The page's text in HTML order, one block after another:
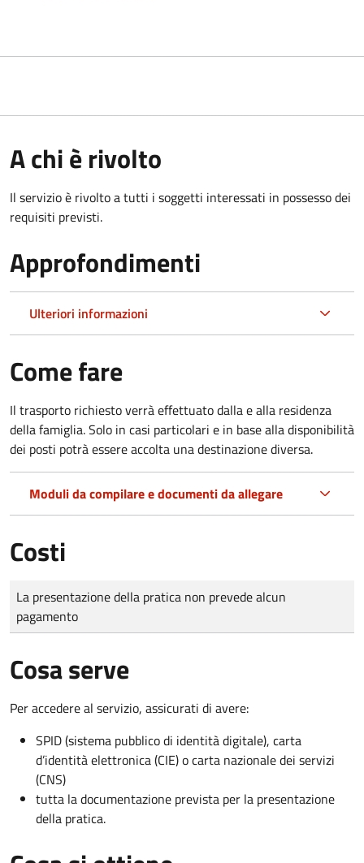
A chi è rivolto
Il servizio è rivolto a tutti i soggetti interessati in possesso dei
requisiti previsti.
Approfondimenti
Ulteriori informazioni
Come fare
Il trasporto richiesto verrà effettuato dalla e alla residenza
della famiglia. Solo in casi particolari e in base alla disponibilità
dei posti potrà essere accolta una destinazione diversa.
Moduli da compilare e documenti da allegare
Costi
Tipo di pagamento
Importo
La presentazione della pratica non prevede alcun
pagamento
Cosa serve
Per accedere al servizio, assicurati di avere:
SPID (sistema pubblico di identità digitale), carta
d’identità elettronica (CIE) o carta nazionale dei servizi
(CNS)
tutta la documentazione prevista per la presentazione
della pratica.